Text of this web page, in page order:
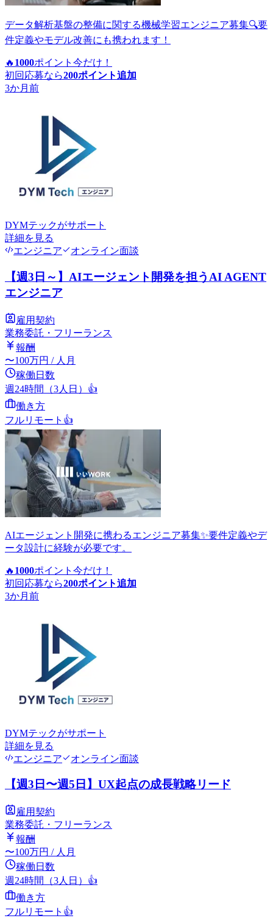
データ解析基盤の整備に関する機械学習エンジニア募集🔍要
件定義やモデル改善にも携われます！
🔥 1000ポイント 今だけ！
初回応募なら200ポイント追加
3か月前
DYMテックがサポート
詳細を見る
エンジニア
オンライン面談
【週3日～】AIエージェント開発を担うAI AGENT
エンジニア
雇用契約
業務委託・フリーランス
報酬
〜100万円 / 人月
稼働日数
週24時間（3人日） 👍
働き方
フルリモート 👍
AIエージェント開発に携わるエンジニア募集✨要件定義やデ
ータ設計に経験が必要です。
🔥 1000ポイント 今だけ！
初回応募なら200ポイント追加
3か月前
DYMテックがサポート
詳細を見る
エンジニア
オンライン面談
【週3日〜週5日】UX起点の成長戦略リード
雇用契約
業務委託・フリーランス
報酬
〜100万円 / 人月
稼働日数
週24時間（3人日） 👍
働き方
フルリモート 👍